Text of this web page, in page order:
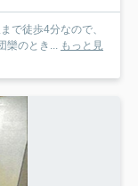
で徒歩4分なので、
欒のとき... もっと見